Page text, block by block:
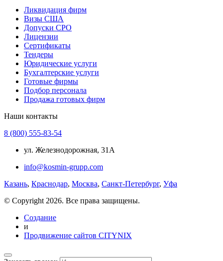
Ликвидация фирм
Визы США
Допуски СРО
Лицензии
Сертификаты
Тендеры
Юридические услуги
Бухгалтерские услуги
Готовые фирмы
Подбор персонала
Продажа готовых фирм
Наши контакты
8 (800) 555-83-54
ул. Железнодорожная, 31А
info@kosmin-grupp.com
Казань, Краснодар, Москва, Санкт-Петербург, Уфа
© Copyright 2026. Все права защищены.
Создание
и
Продвижение сайтов CITYNIX